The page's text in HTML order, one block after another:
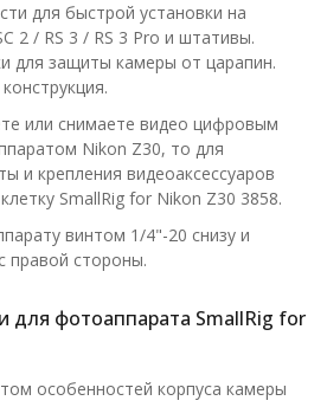
для быстрой установки на
2 / RS 3 / RS 3 Pro и штативы.
для защиты камеры от царапин.
или снимаете видео цифровым
Nikon Z30, то для
и крепления видеоаксессуаров
SmallRig for Nikon Z30 3858.
винтом 1/4"-20 снизу и
правой стороны.
для фотоаппарата SmallRig for
особенностей корпуса камеры